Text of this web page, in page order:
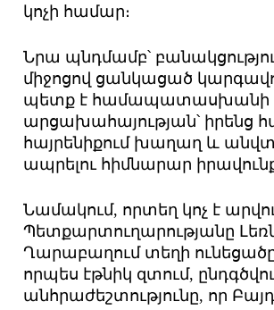
կոչի համար։
Նրա պնդմամբ՝
միջոցով ցանկացած
պետք է համապատասխանի
արցախահայության՝ իրենց
հայրենիքում խաղաղ և
ապրելու հիմնարար
Նամակում, որտեղ կոչ է
Պետքարտուղարությանը
Ղարաբաղում տեղի
որպես էթնիկ զտում,
անհրաժեշտությունը, որ